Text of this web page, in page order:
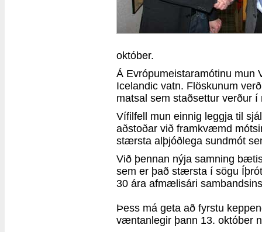
október.
Á Evrópumeistaramótinu mun
Icelandic vatn. Flöskunum
matsal sem staðsettur verður
Vífilfell mun einnig leggja til
aðstoðar við framkvæmd
stærsta alþjóðlega sundmót
Við þennan nýja samning
sem er það stærsta í sögu
30 ára afmælisári
Þess má geta að fyrstu
væntanlegir þann 13. október